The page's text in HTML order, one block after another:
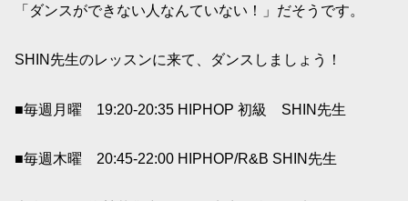
「ダンスができない人なんていない！」だそうです。
SHIN先生のレッスンに来て、ダンスしましょう！
■毎週月曜 19:20-20:35 HIPHOP 初級 SHIN先生
■毎週木曜 20:45-22:00 HIPHOP/R&B SHIN先生